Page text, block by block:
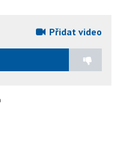
Přidat video